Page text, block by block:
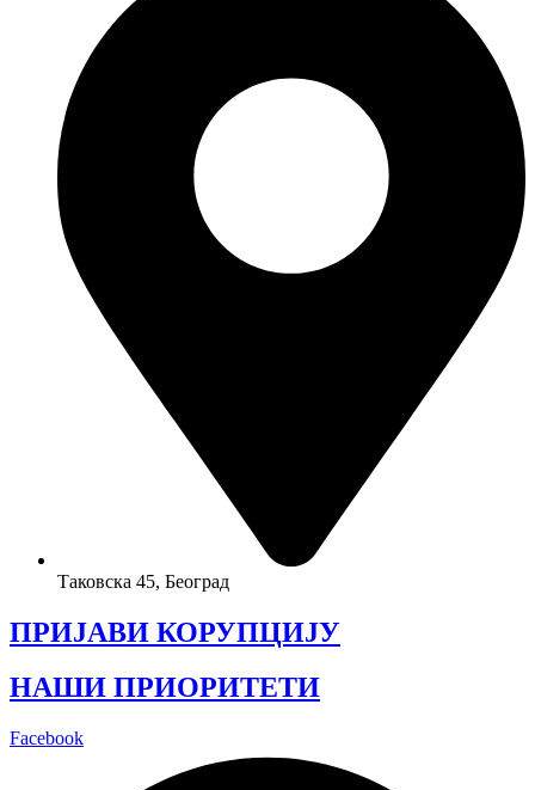
Таковска 45, Београд
ПРИЈАВИ КОРУПЦИЈУ
НАШИ ПРИОРИТЕТИ
Facebook